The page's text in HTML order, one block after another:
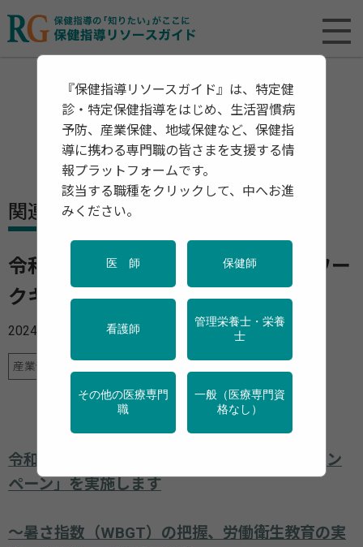
関連資料・リリース
令和６年「STOP！熱中症 クールワー
クキャンペーン」を実施します
2024年02月28日
産業保健
令和６年「STOP！熱中症 クールワークキャン
ペーン」を実施します
～暑さ指数（WBGT）の把握、労働衛生教育の実
『保健指導リソースガイド』は、特定健
診・特定保健指導をはじめ、生活習慣病
予防、産業保健、地域保健など、保健指
導に携わる専門職の皆さまを支援する情
報プラットフォームです。
該当する職種をクリックして、中へお進
みください。
医 師 保健師
看護師
管理栄養士・栄養
士
その他の医療専門
職
一般（医療専門資
格なし）